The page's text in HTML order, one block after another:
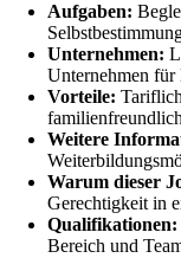
Aufgaben:
Unternehmen:
Unternehmen für
Vorteile:
Weitere
Warum dieser
Gerechtigkeit in
Qualifikationen:
Bereich und